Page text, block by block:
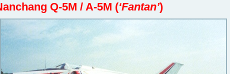
Q-5M / A-5M (‘Fantan’)